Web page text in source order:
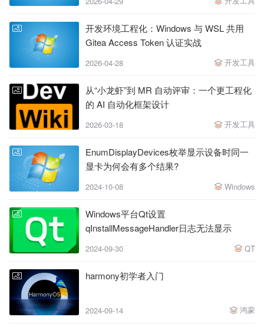
开发环境工程化：Windows 与 WSL 共用
Gitea Access Token 认证实战
2026-04-28 开发工具
从“小龙虾”到 MR 自动评审：一个更工程化
的 AI 自动化框架设计
2026-03-18 开发工具
EnumDisplayDevices枚举显示设备时同一
显卡为何会有多个结果?
2024-10-08 Windows
Windows平台Qt设置
qInstallMessageHandler日志无法显示
2024-09-30 QT
harmony初学者入门
2024-09-14 鸿蒙